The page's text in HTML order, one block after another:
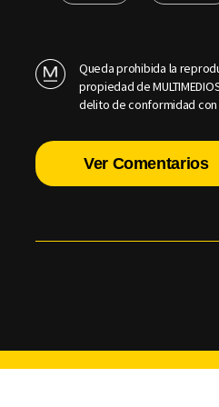
Queda prohibida la
propiedad de
delito de conformidad
Ver Comentarios